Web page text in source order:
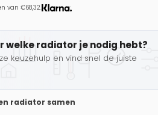
van €68,32.
welke radiator je nodig hebt?
keuzehulp en vind snel de juiste
radiator samen